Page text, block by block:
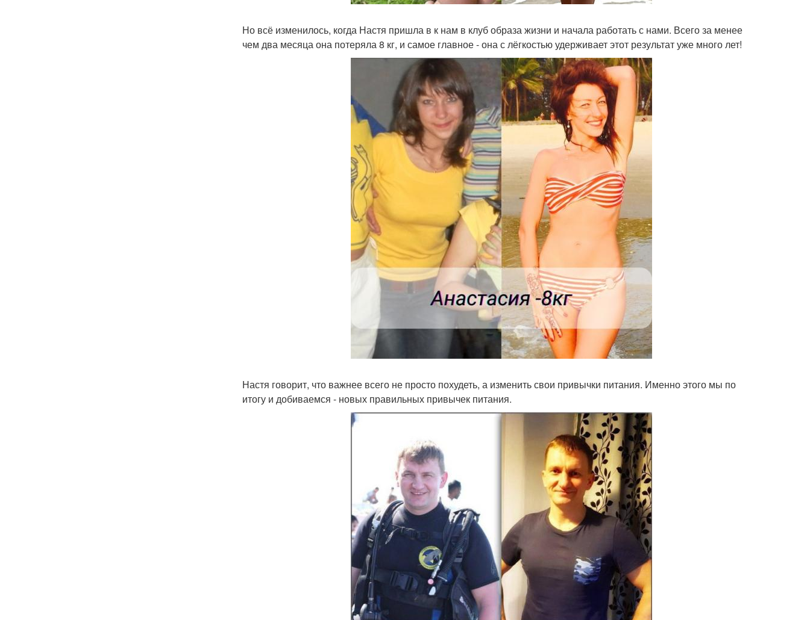
Но всё изменилось, когда Настя пришла в к нам в клуб образа жизни и начала работать с нами. Всего за менее
чем два месяца она потеряла 8 кг, и самое главное - она с лёгкостью удерживает этот результат уже много лет!
Настя говорит, что важнее всего не просто похудеть, а изменить свои привычки питания. Именно этого мы по
итогу и добиваемся - новых правильных привычек питания.